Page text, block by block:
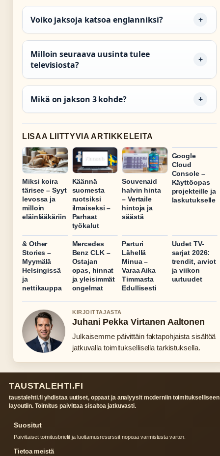
Voiko jaksoja katsoa englanniksi?
Milloin seuraava uusinta tulee
televisiosta?
Mikä on jakson 3 kohde?
LISAA LIITTYVIA ARTIKKELEITA
Miksi koira
tärisee – Syyt
levossa ja
milloin
eläinlääkäriin
Käännä
suomesta
ruotsiksi
ilmaiseksi –
Parhaat
työkalut
Souvenaid
halvin hinta
– Vertaile
hintoja ja
säästä
Google
Cloud
Console –
Käyttöopas
projekteille ja
laskutukselle
& Other
Stories –
Myymälä
Helsingissä
ja
nettikauppa
Mercedes
Benz CLK –
Ostajan
opas, hinnat
ja yleisimmät
ongelmat
Parturi
Lähellä
Minua –
Varaa Aika
Timmasta
Edullisesti
Uudet TV-
sarjat 2026:
trendit, arviot
ja viikon
uutuudet
KIRJOITTAJASTA
Juhani Pekka Virtanen Aaltonen
Julkaisemme päivittäin faktapohjaista sisältöä
jatkuvalla toimituksellisella tarkistuksella.
TAUSTALEHTI.FI
taustalehti.fi yhdistaa uutiset, oppaat ja analyysit moderniin toimitukselliseen
layoutiin. Toimitus paivittaa sisaltoa jatkuvasti.
Suositut
Paivittaiset toimitusbriefit ja luottamusresurssit nopeaa varmistusta varten.
Tietoa meistä